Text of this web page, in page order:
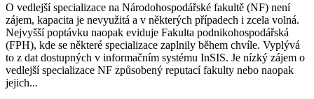
O vedlejší specializace na Národohospodářské fakultě (NF) není
zájem, kapacita je nevyužitá a v některých případech i zcela volná.
Nejvyšší poptávku naopak eviduje Fakulta podnikohospodářská
(FPH), kde se některé specializace zaplnily během chvíle. Vyplývá
to z dat dostupných v informačním systému InSIS. Je nízký zájem o
vedlejší specializace NF způsobený reputací fakulty nebo naopak
jejich...